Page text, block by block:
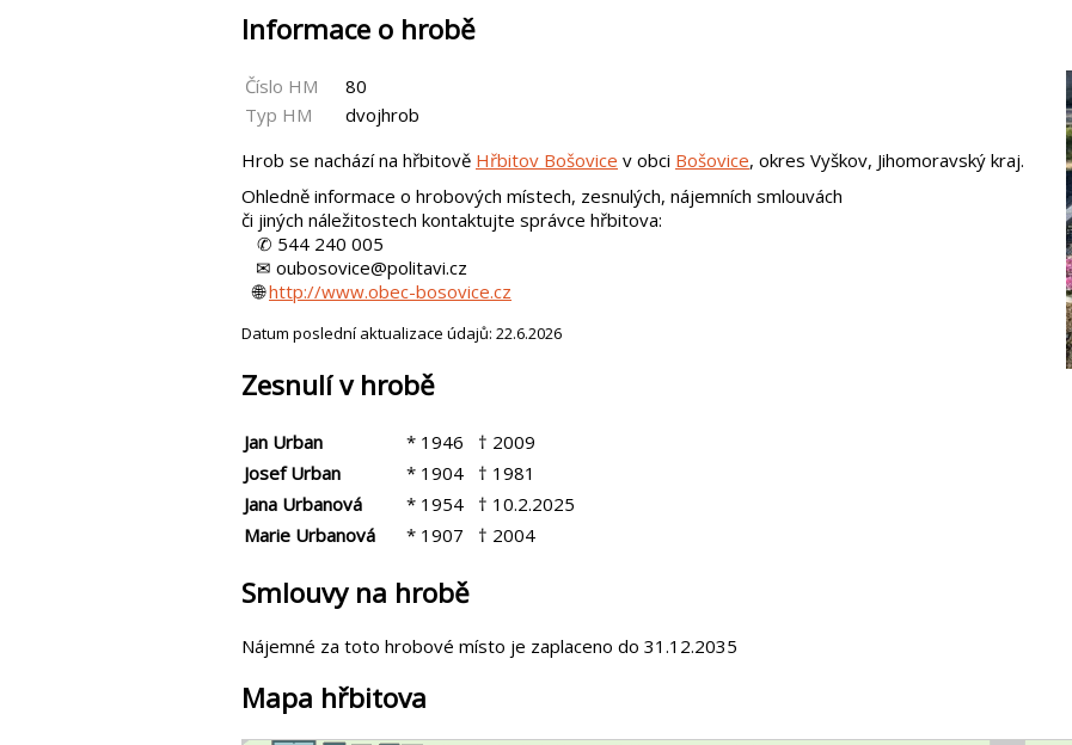
Informace o hrobě
Číslo HM
80
Typ HM
dvojhrob
Hrob se nachází na hřbitově Hřbitov Bošovice v obci Bošovice, okres Vyškov, Jihomoravský kraj.
Ohledně informace o hrobových místech, zesnulých, nájemních smlouvách
či jiných náležitostech kontaktujte správce hřbitova:
✆ 544 240 005
✉ oubosovice@politavi.cz
🌐http://www.obec-bosovice.cz
Datum poslední aktualizace údajů: 22.6.2026
Zesnulí v hrobě
Jan Urban * 1946
† 2009
Josef Urban
* 1904
† 1981
Jana Urbanová
* 1954
† 10.2.2025
Marie Urbanová
* 1907 † 2004
Smlouvy na hrobě
Nájemné za toto hrobové místo je zaplaceno do 31.12.2035
Mapa hřbitova